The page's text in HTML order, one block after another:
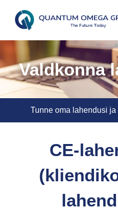
Valdkonna
Tunne oma lahendusi
CE-